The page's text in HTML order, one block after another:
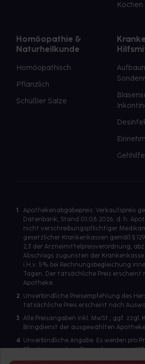
Kochen
Homöopathie &
Naturheilkunde
Homöopathisch
Pflanzlich
Schüßler Salze
1
Apothekenabgabepreis: Verkaufspreis
Datenbank, Stand 01.08.2026, d. h.
nicht verschreibungspflichtiger
gesetzlicher Krankenkassen gemäß § 129
2,3 der Arzneimittelpreisverordnung,
Abschlags zugunsten der Krankenkasse
i.H.v. 5% bei Rechnungsbegleichung
Tagen. Der tatsächliche Preis erscheint
Apotheke.
2 Unverbindliche Preisempfehlung des
tatsächliche Preis erscheint nach
3 Alle Preisangaben inkl. MwSt., ggf. zzgl.
Bringdienst der ausgewählten
4 Unverbindliche Angabe. Es werden pro
°Punkte vergeben. Es werden maximal